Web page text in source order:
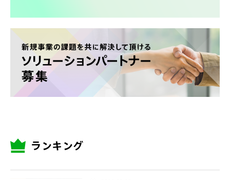
ランキング